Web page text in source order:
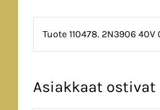
Tuote 110478. 2N3906 40V
Asiakkaat ostivat